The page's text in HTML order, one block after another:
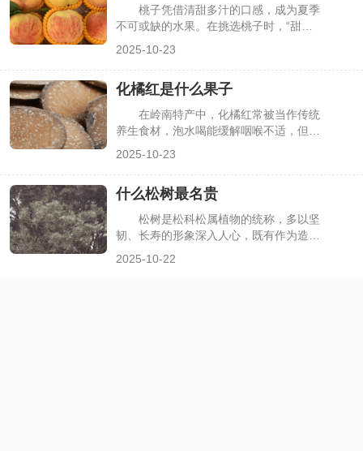
量最高”的植物，需按维生素类别筛选，
下面详细介绍各类维生素含量突出的植
物。
桃子凭借清甜多汁的口感，成为夏季
不可或缺的水果。在挑选桃子时，“甜度
桃，特性差异大，不少人难以判断哪种
是“最甜最大”的品种。其实目前有几个品
种在甜度和果重上表现突出，既能满足对
甜度的追求，又有饱满的果型，下面详细
介绍这些优质桃子品种。
2025-10-23
化橘红是什么果子
在岭南特产中，化橘红常被当作传统
养生食材，泡水喝能缓解咽喉不适，但很
淆。其实化橘红并非日常食用的水果，而
是特定柑橘品种的干燥幼果，有着严格的
产地限定与独特的药用价值，下面详细解
析化橘红的果子属性、形态特征及用途。
2025-10-23
什么松树最名贵
松树是松科松属植物的统称，多以坚
韧、长寿的形象深入人心，既有作为造林
奇特或承载文化价值而被视为“名贵”的品
2025-10-22